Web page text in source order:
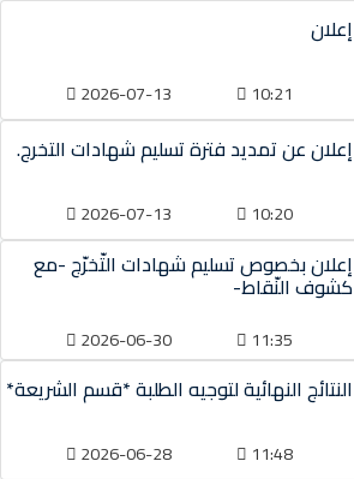
إعلان
10:21
2026-07-13
إعلان عن تمديد فترة تسليم شهادات التخرج.
10:20
2026-07-13
إعلان بخصوص تسليم شهادات التّخرّج -مع
كشوف النّقاط-
11:35
2026-06-30
النتائج النهائية لتوجيه الطلبة *قسم الشريعة*
11:48
2026-06-28